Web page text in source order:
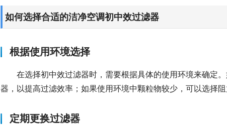
如何选择合适的洁净空调初中效过滤器
根据使用环境选择
在选择初中效过滤器时，需要根据具体的使用环境来确定
器，以提高过滤效率；如果使用环境中颗粒物较少，可以选择阻
定期更换过滤器